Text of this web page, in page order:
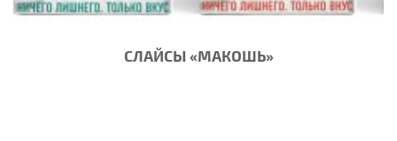
СЛАЙСЫ «МАКОШЬ»